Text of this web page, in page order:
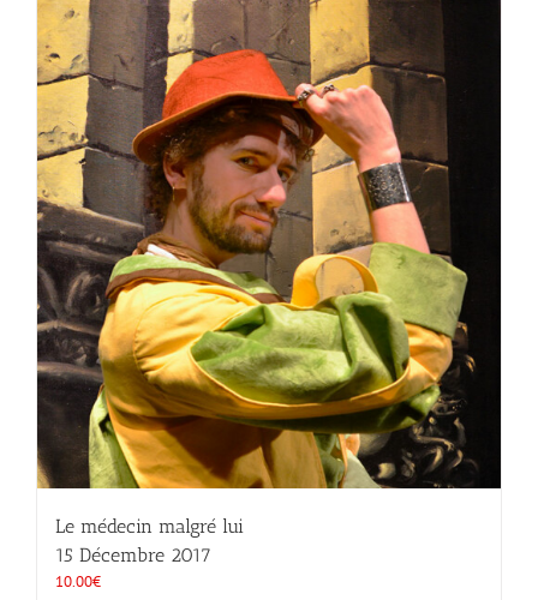
Le médecin malgré lui
15 Décembre 2017
10.00€